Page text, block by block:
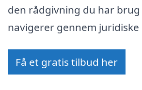
den rådgivning du har brug
navigerer gennem
Få et gratis tilbud her